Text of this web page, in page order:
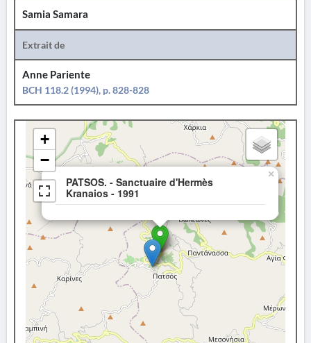
Samia Samara
Extrait de
Anne Pariente
BCH 118.2 (1994), p. 828-828
PATSOS. - Sanctuaire d'Hermès
Kranaios - 1991
×
+
−